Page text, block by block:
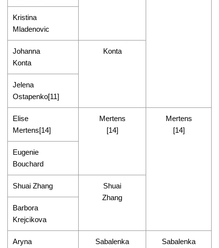
Kristina
Mladenovic
Johanna
Konta
Konta
Jelena
Ostapenko[11]
Elise
Mertens[14]
Mertens
[14]
Mertens
[14]
Eugenie
Bouchard
Shuai Zhang
Shuai
Zhang
Barbora
Krejcikova
Aryna
Sabalenka Sabalenka